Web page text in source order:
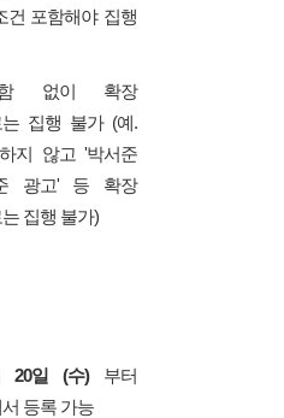
건 포함해야 집행
없이 확장
는 집행 불가 (예.
지 않고 '박서준
광고' 등 확장
집행 불가)
20일 (수)부터
등록 가능